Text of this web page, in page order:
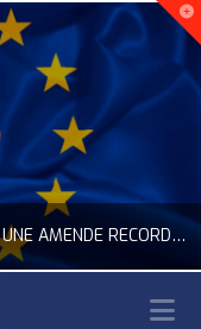
LA COMMISSION EUROPÉENNE INFLIGE UNE AMENDE RECORD À GOOGLE